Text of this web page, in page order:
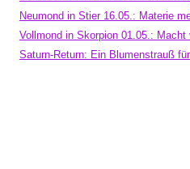
Neumond in Stier 16.05.: Materie
Vollmond in Skorpion 01.05.:
Saturn-Return: Ein Blumenstrauß